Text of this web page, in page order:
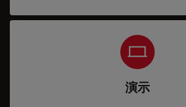
演示